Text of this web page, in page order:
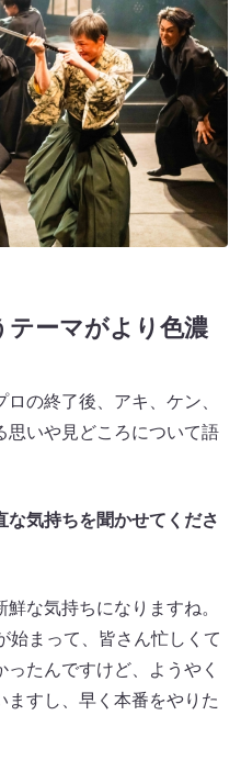
テーマがより色濃
の終了後、アキ、ケン、
思いや見どころについて語
気持ちを聞かせてくださ
な気持ちになりますね。
始まって、皆さん忙しくて
たんですけど、ようやく
ますし、早く本番をやりた